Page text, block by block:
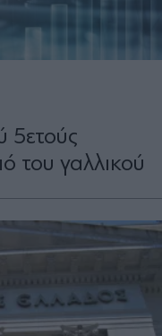
5ετούς
του γαλλικού